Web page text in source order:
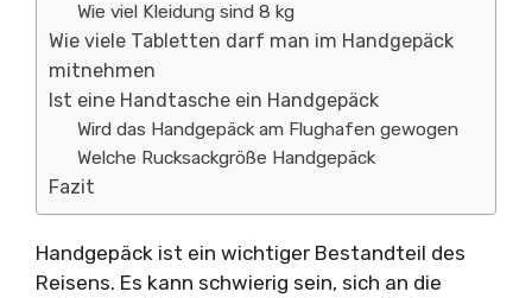
Wie viel Kleidung sind 8 kg
Wie viele Tabletten darf man im Handgepäck
mitnehmen
Ist eine Handtasche ein Handgepäck
Wird das Handgepäck am Flughafen gewogen
Welche Rucksackgröße Handgepäck
Fazit
Handgepäck ist ein wichtiger Bestandteil des
Reisens. Es kann schwierig sein, sich an die